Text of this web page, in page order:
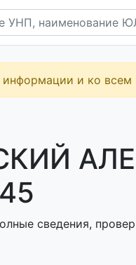
информации и ко
сведения,